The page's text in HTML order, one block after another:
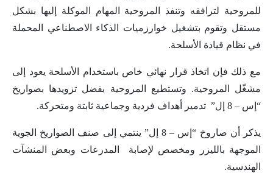
للمروحية لترافقه وتنفذ المروحية المهام الموكلة إليها بشكل
مستقل وتقوم بتشغيل خوارزميات الذكاء الاصطناعي المحملة
في نظام قيادة الأسلحة.
مع ذلك فإن اتخاذ قرار نهائي خاص باستخدام الأسلحة يعود إلى
مشغّل المروحية. وتستطيع المروحية بفضل تزويدها بصواريخ
“إس – 8 إل” تدمير أهداف فردية وجماعية ثابتة ومتحركة.
يذكر أن صاروخ “إس – 8 إل” ينتمي إلى صنف الصواريخ الجوية
الموجهة بالليزر ومخصص لإصابة المدرعات وبعض المنشآت
الهندسية.